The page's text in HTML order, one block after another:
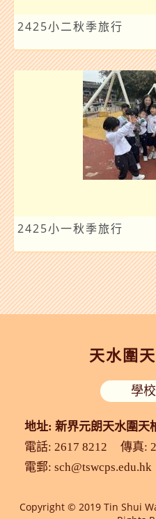
2425小二秋季旅行
2425小一秋季旅行
天水圍
地址: 新界元朗天水圍天
學
電話: 2617 8212
傳真:
電郵: sch@tswcps.edu.hk
Copyright © 2019 Tin Shui